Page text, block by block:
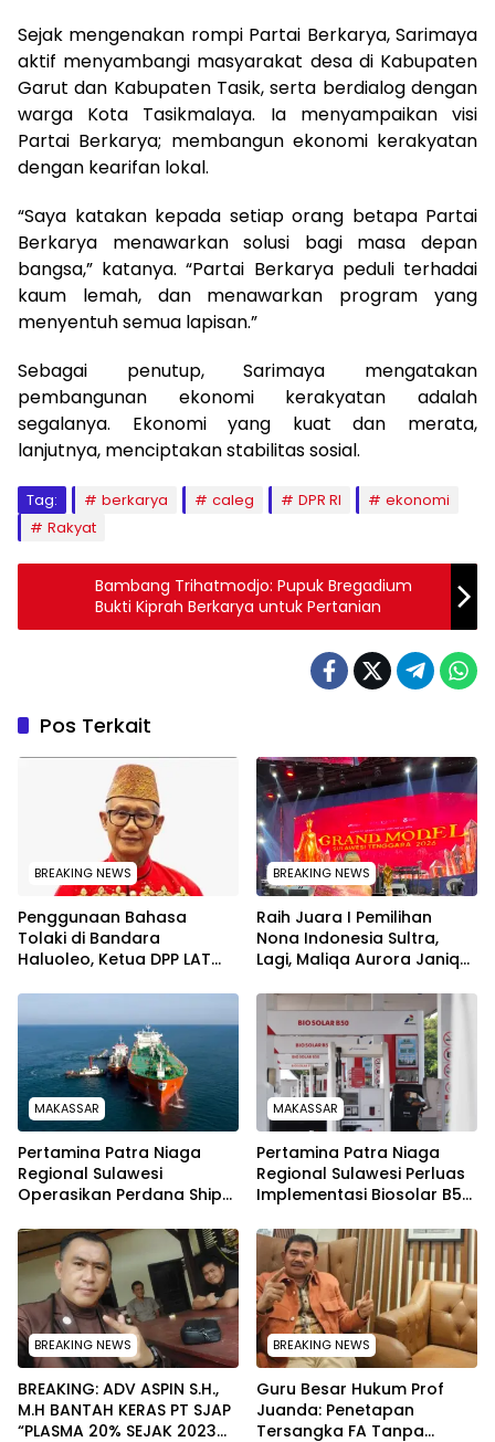
Sejak mengenakan rompi Partai Berkarya, Sarimaya
aktif menyambangi masyarakat desa di Kabupaten
Garut dan Kabupaten Tasik, serta berdialog dengan
warga Kota Tasikmalaya. Ia menyampaikan visi
Partai Berkarya; membangun ekonomi kerakyatan
dengan kearifan lokal.
“Saya katakan kepada setiap orang betapa Partai
Berkarya menawarkan solusi bagi masa depan
bangsa,” katanya. “Partai Berkarya peduli terhadai
kaum lemah, dan menawarkan program yang
menyentuh semua lapisan.”
Sebagai penutup, Sarimaya mengatakan
pembangunan ekonomi kerakyatan adalah
segalanya. Ekonomi yang kuat dan merata,
lanjutnya, menciptakan stabilitas sosial.
Tag: berkarya caleg DPR RI
ekonomi
Rakyat
Bambang Trihatmodjo: Pupuk Bregadium
Bukti Kiprah Berkarya untuk Pertanian
Pos Terkait
BREAKING NEWS
Penggunaan Bahasa
Tolaki di Bandara
Haluoleo, Ketua DPP LAT
Langkah Pelestarian
Budaya
BREAKING NEWS
‎Raih Juara I Pemilihan
Nona Indonesia Sultra,
Lagi, Maliqa Aurora Janiqa
Tingkat Nasional pada
Pemilihan NONA Indonesia
MAKASSAR
Pertamina Patra Niaga
Regional Sulawesi
Operasikan Perdana Ship
Perkuat Distribusi B50 di
Kawasan Timur Sulawesi
MAKASSAR
Pertamina Patra Niaga
Regional Sulawesi Perluas
Implementasi Biosolar B50,
590 SPBU
BREAKING NEWS
BREAKING: ADV ASPIN S.H.,
M.H BANTAH KERAS PT SJAP
“PLASMA 20% SEJAK 2023
BREAKING NEWS
Guru Besar Hukum Prof
Juanda: Penetapan
Tersangka FA Tanpa